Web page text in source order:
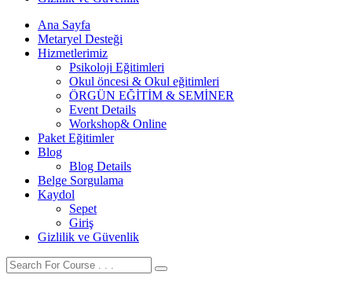
Ana Sayfa
Metaryel Desteği
Hizmetlerimiz
Psikoloji Eğitimleri
Okul öncesi & Okul eğitimleri
ÖRGÜN EĞİTİM & SEMİNER
Event Details
Workshop& Online
Paket Eğitimler
Blog
Blog Details
Belge Sorgulama
Kaydol
Sepet
Giriş
Gizlilik ve Güvenlik